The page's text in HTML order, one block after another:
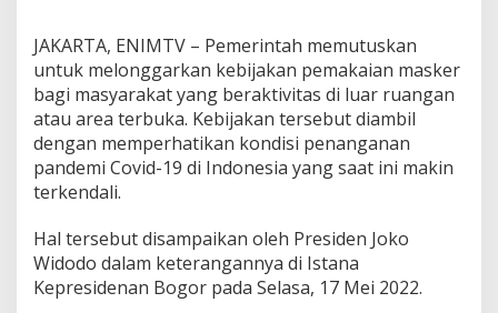
n
k
a
n
M
a
s
a
k
a
JAKARTA, ENIMTV – Pemerintah memutuskan
untuk melonggarkan kebijakan pemakaian masker
bagi masyarakat yang beraktivitas di luar ruangan
atau area terbuka. Kebijakan tersebut diambil
dengan memperhatikan kondisi penanganan
pandemi Covid-19 di Indonesia yang saat ini makin
terkendali.
Hal tersebut disampaikan oleh Presiden Joko
Widodo dalam keterangannya di Istana
Kepresidenan Bogor pada Selasa, 17 Mei 2022.